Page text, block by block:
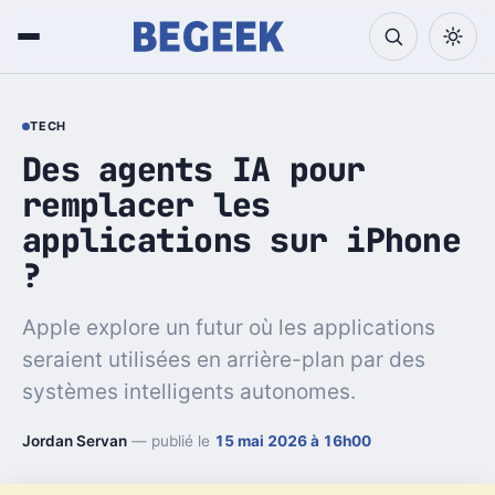
TECH
Des agents IA pour
remplacer les
applications sur iPhone
?
Apple explore un futur où les applications
seraient utilisées en arrière-plan par des
systèmes intelligents autonomes.
Jordan Servan — publié le 15 mai 2026 à 16h00